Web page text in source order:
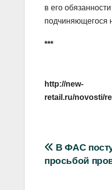
в его
подчиняющегося
***
http://new-
retail.ru/novosti/
по
В ФАС
просьбой